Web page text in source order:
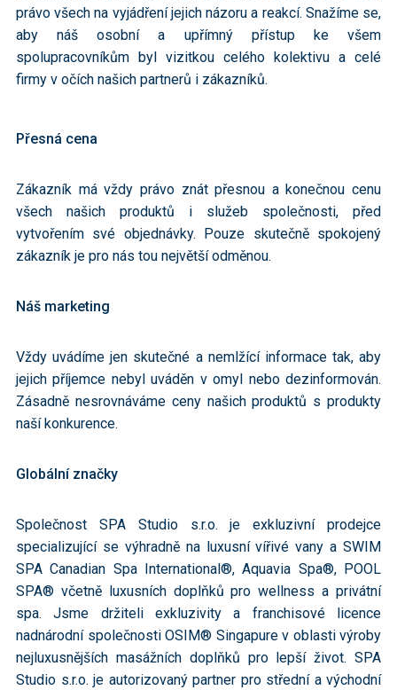
právo všech na vyjádření jejich názoru a reakcí. Snažíme se,
aby náš osobní a upřímný přístup ke všem
spolupracovníkům byl vizitkou celého kolektivu a celé
firmy v očích našich partnerů i zákazníků.
Přesná cena
Zákazník má vždy právo znát přesnou a konečnou cenu
všech našich produktů i služeb společnosti, před
vytvořením své objednávky. Pouze skutečně spokojený
zákazník je pro nás tou největší odměnou.
Náš marketing
Vždy uvádíme jen skutečné a nemlžící informace tak, aby
jejich příjemce nebyl uváděn v omyl nebo dezinformován.
Zásadně nesrovnáváme ceny našich produktů s produkty
naší konkurence.
Globální značky
Společnost SPA Studio s.r.o. je exkluzivní prodejce
specializující se výhradně na luxusní vířivé vany a SWIM
SPA Canadian Spa International®, Aquavia Spa®, POOL
SPA® včetně luxusních doplňků pro wellness a privátní
spa. Jsme držiteli exkluzivity a franchisové licence
nadnárodní společnosti OSIM® Singapure v oblasti výroby
nejluxusnějších masážních doplňků pro lepší život. SPA
Studio s.r.o. je autorizovaný partner pro střední a východní